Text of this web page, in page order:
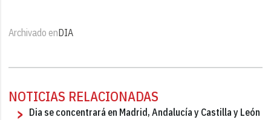
Archivado enDIA
NOTICIAS RELACIONADAS
Dia se concentrará en Madrid, Andalucía y Castilla y León